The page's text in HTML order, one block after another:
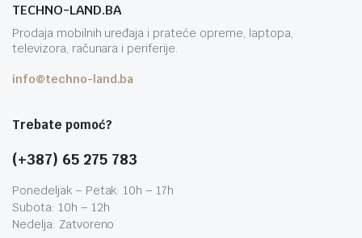
TECHNO-LAND.BA
Prodaja mobilnih uređaja i prateće opreme, laptopa,
televizora, računara i periferije.
info@techno-land.ba
Trebate pomoć?
(+387) 65 275 783
Ponedeljak – Petak: 10h – 17h
Subota: 10h – 12h
Nedelja: Zatvoreno